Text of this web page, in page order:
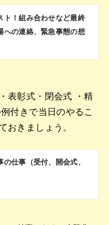
ト！組み合わせなど最終
への連絡、緊急事態の想
表彰式・閉会式 ・精
付きで当日のやるこ
おきましょう。
仕事（受付、開会式、